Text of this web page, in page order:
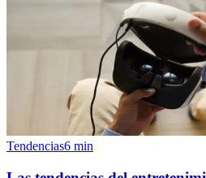
Tendencias6 min